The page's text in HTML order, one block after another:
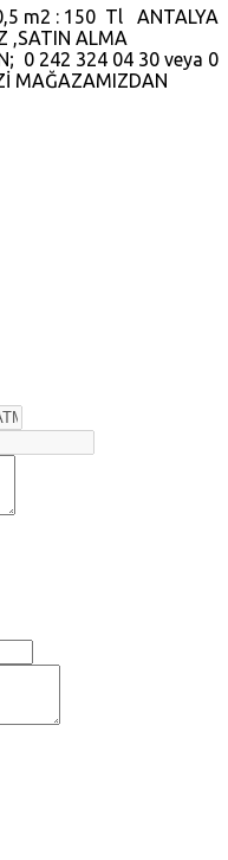
m2 : 150 Tl ANTALYA
,SATIN ALMA
0 242 324 04 30 veya 0
MAĞAZAMIZDAN